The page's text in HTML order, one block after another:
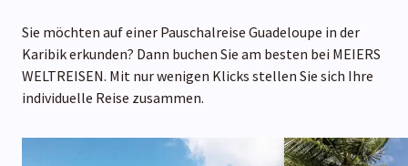
Sie möchten auf einer Pauschalreise Guadeloupe in der
Karibik erkunden? Dann buchen Sie am besten bei MEIERS
WELTREISEN. Mit nur wenigen Klicks stellen Sie sich Ihre
individuelle Reise zusammen.